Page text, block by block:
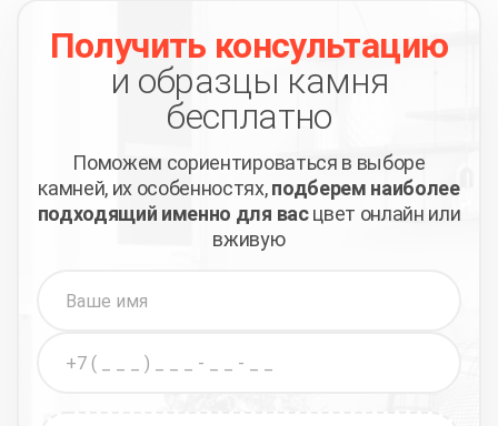
Получить консультацию
и образцы камня
бесплатно
Поможем сориентироваться в выборе
камней, их особенностях,подберем наиболее
подходящий именно для васцвет онлайн или
вживую